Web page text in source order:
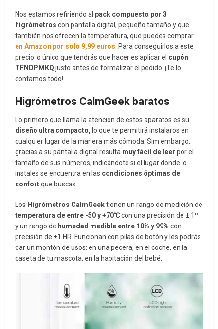
Nos estamos refiriendo al pack compuesto por 3
higrómetros con pantalla digital, pequeño tamaño y que
también nos ofrecen la temperatura, que puedes comprar
en Amazon por solo 9,99 euros . Para conseguirlos a este
precio lo único que tendrás que hacer es aplicar el cupón
TFNDPMKQ justo antes de formalizar el pedido. ¡Te lo
contamos todo!
Higrómetros CalmGeek baratos
Lo primero que llama la atención de estos aparatos es su
diseño ultra compacto, lo que te permitirá instalaros en
cualquier lugar de la manera más cómoda. Sim embargo,
gracias a su pantalla digital resulta muy fácil de leer por el
tamaño de sus números, indicándote si el lugar donde lo
instales se encuentra en las condiciones óptimas de
confortque buscas.
Los Higrómetros CalmGeektienen un rango de medición de
temperatura de entre -50 y +70℃con una precisión de ± 1º
y un rango de humedad medible entre 10% y 99% con
precisión de ±1 HR. Funcionan con pilas de botón y les podrás
dar un montón de usos: en una pecera, en el coche, en la
caseta de tu mascota, en la habitación del bebé.